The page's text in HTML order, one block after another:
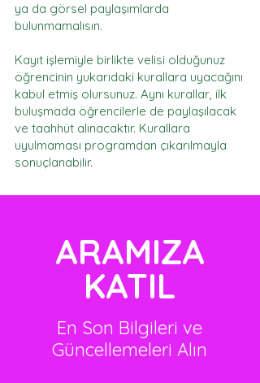
ya da görsel paylaşımlarda
bulunmamalısın.
Kayıt işlemiyle birlikte velisi olduğunuz
öğrencinin yukarıdaki kurallara uyacağını
kabul etmiş olursunuz. Aynı kurallar, ilk
buluşmada öğrencilerle de paylaşılacak
ve taahhüt alınacaktır. Kurallara
uyulmaması programdan çıkarılmayla
sonuçlanabilir.
ARAMIZA
KATIL
En Son Bilgileri ve
Güncellemeleri Alın